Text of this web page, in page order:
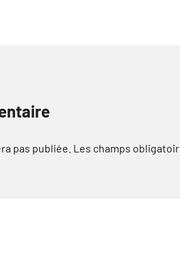
pas publiée. Les champs